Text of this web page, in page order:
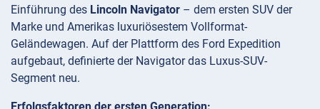
Einführung des Lincoln Navigator – dem ersten SUV der
Marke und Amerikas luxuriösestem Vollformat-
Geländewagen. Auf der Plattform des Ford Expedition
aufgebaut, definierte der Navigator das Luxus-SUV-
Segment neu.